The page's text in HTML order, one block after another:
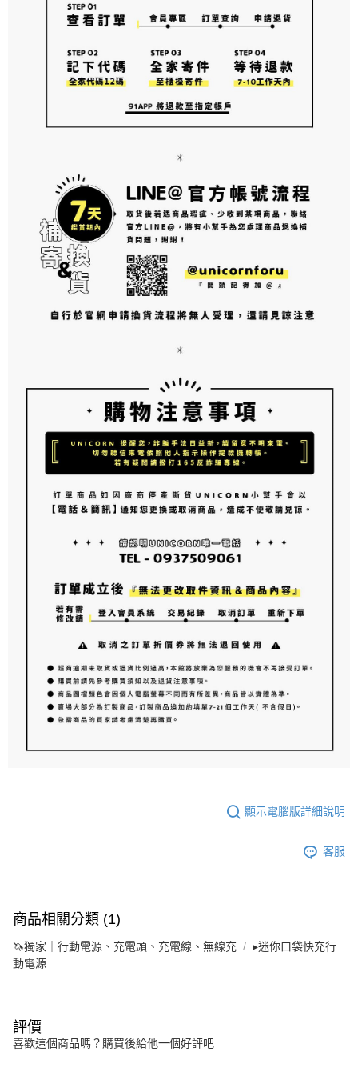
顯示電腦版詳細說明
客服
商品相關分類 (1)
🦄獨家｜行動電源、充電頭、充電線、無線充
▸迷你口袋快充行
動電源
評價
喜歡這個商品嗎？購買後給他一個好評吧